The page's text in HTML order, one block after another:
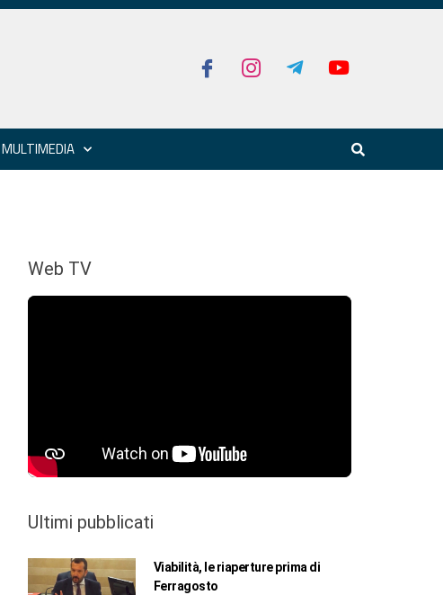
MULTIMEDIA
Web TV
Ultimi pubblicati
Viabilità, le riaperture prima di
Ferragosto